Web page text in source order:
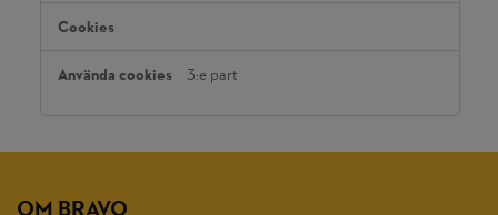
3:e part
OM BRAVO